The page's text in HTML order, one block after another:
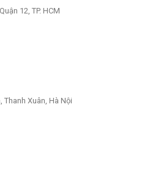
12, TP. HCM
Thanh Xuân, Hà Nội